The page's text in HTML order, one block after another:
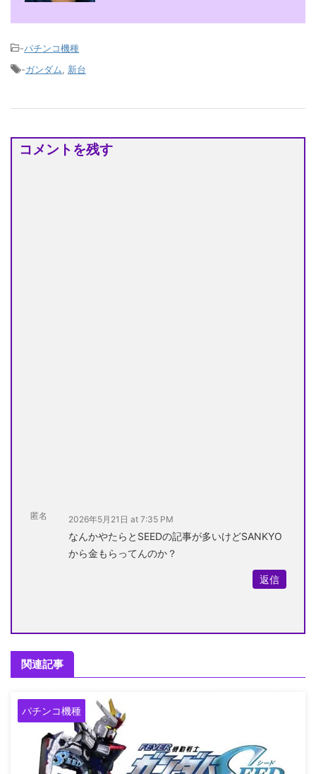
-パチンコ機種
-ガンダム 新台
コメントを残す
匿名 2026年5月21日 at 7:35 PM
なんかやたらとSEEDの記事が多いけどSANKYO
から金もらってんのか？
返信
関連記事
パチンコ機種